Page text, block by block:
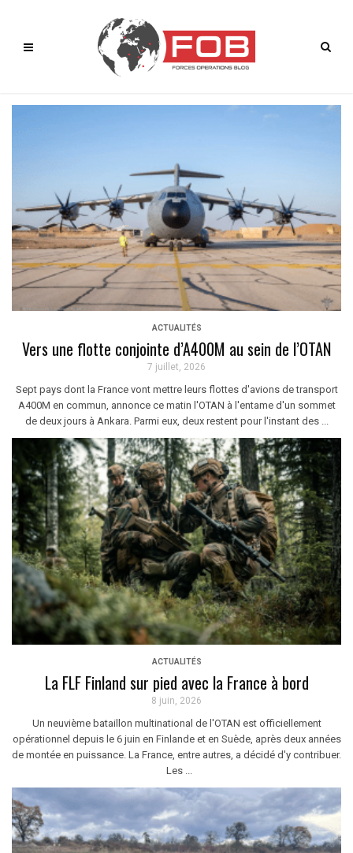
ACTUALITÉS
Vers une flotte conjointe d’A400M au sein de l’OTAN
7 juillet, 2026
Sept pays dont la France vont mettre leurs flottes d'avions de transport
A400M en commun, annonce ce matin l'OTAN à l'entame d'un sommet
de deux jours à Ankara. Parmi eux, deux restent pour l'instant des ...
ACTUALITÉS
La FLF Finland sur pied avec la France à bord
8 juin, 2026
Un neuvième bataillon multinational de l'OTAN est officiellement
opérationnel depuis le 6 juin en Finlande et en Suède, après deux années
de montée en puissance. La France, entre autres, a décidé d'y contribuer.
Les ...